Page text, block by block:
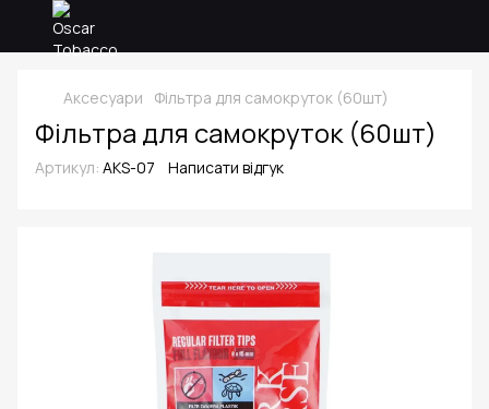
Аксесуари Фільтра для самокруток (60шт)
Фільтра для самокруток (60шт)
Артикул: AKS-07 Написати відгук